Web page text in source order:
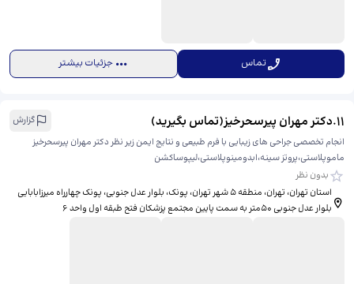
تماس جزئیات بیشتر
11
.دکتر مهران پیرسحرخیز(تماس بگیرید)
گزارش
انجام تخصصی جراحی های زیبایی با فرم طبیعی و نتایج ایمن زیر نظر دکتر مهران پیرسحرخیز
ماموپلاستی،پروتز سینه،ابدومینوپلاستی،لیپوساکشن
بدون نظر
استان تهران، تهران، منطقه ۵ شهر تهران، پونک، بلوار عدل جنوبی، ​پونک چهارراه میرزابابایی
بلوار عدل جنوبی ۵۰متر به سمت پایین مجتمع پزشکان فتح طبقه اول واحد ۶